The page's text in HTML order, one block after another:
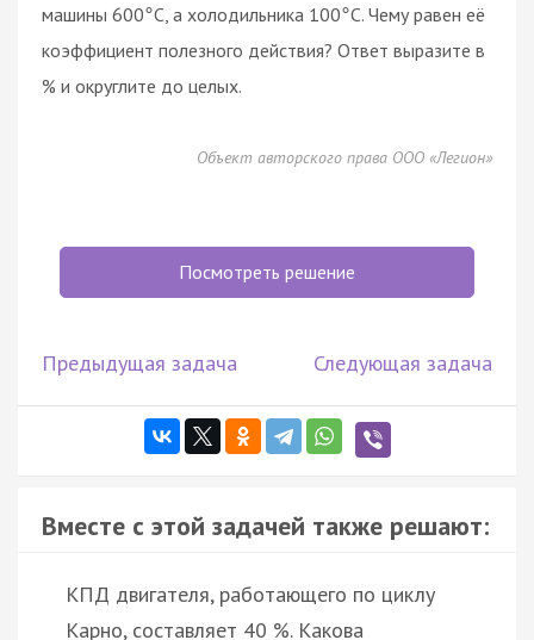
машины 600°C, а холодильника 100°C. Чему равен её
коэффициент полезного действия? Ответ выразите в
% и округлите до целых.
Объект авторского права ООО «Легион»
Посмотреть решение
Предыдущая задача Следующая задача
Вместе с этой задачей также решают:
КПД двигателя, работающего по циклу
Карно, составляет 40 %. Какова